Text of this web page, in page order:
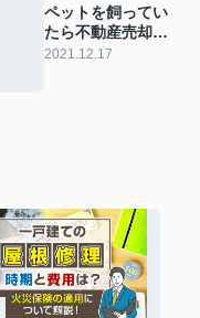
ペットを飼ってい
たら不動産売却時
の査定額が下が
2021.12.17